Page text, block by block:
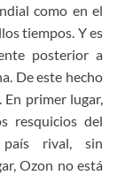
como en el
tiempos. Y es
posterior a
De este hecho
primer lugar,
resquicios del
rival, sin
Ozon no está